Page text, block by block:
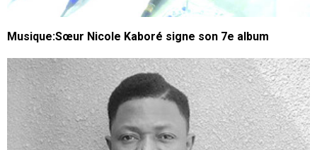
Musique:Sœur Nicole Kaboré signe son 7e album